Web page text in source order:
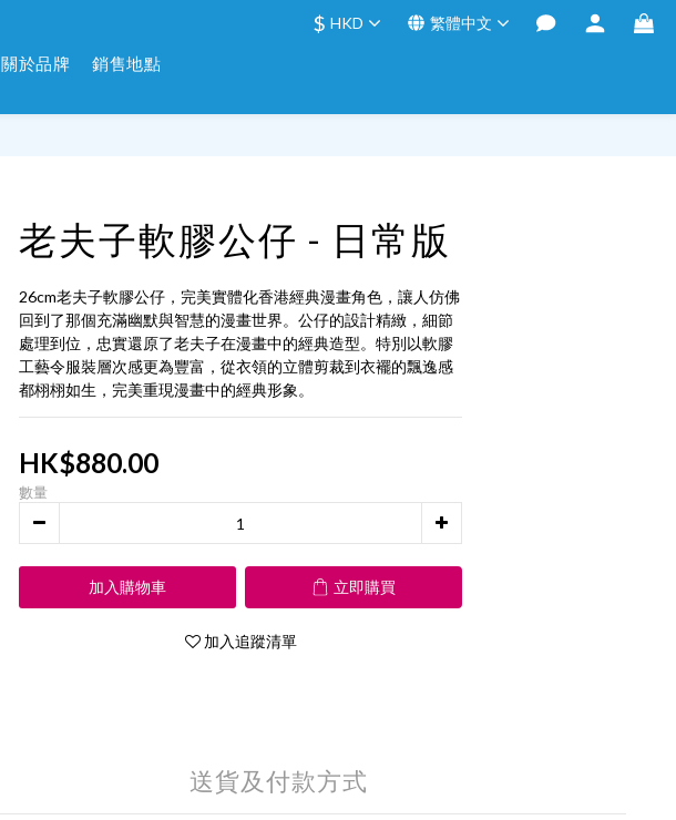
$ HKD 繁體中文
關於品牌 銷售地點
老夫子軟膠公仔 - 日常版
26cm老夫子軟膠公仔，完美實體化香港經典漫畫角色，讓人仿佛
回到了那個充滿幽默與智慧的漫畫世界。公仔的設計精緻，細節
處理到位，忠實還原了老夫子在漫畫中的經典造型。特別以軟膠
工藝令服裝層次感更為豐富，從衣領的立體剪裁到衣襬的飄逸感
都栩栩如生，完美重現漫畫中的經典形象。
HK$880.00
數量
加入購物車 立即購買
加入追蹤清單
送貨及付款方式